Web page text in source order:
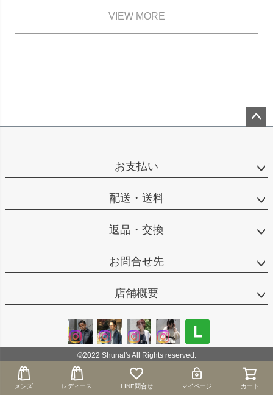
メンズ レディース LINE問合せ マイページ カート
メンズ レディース LINE問合せ マイページ カート
VIEW MORE
お支払い
配送・送料
返品・交換
お問合せ先
店舗概要
©2022 Shunal's All Rights reserved.